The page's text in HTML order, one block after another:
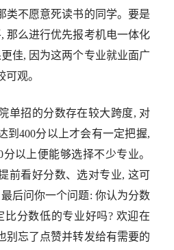
类不愿意死读书的同学。要是
那么进行优先报考机电一体化
佳, 因为这两个专业就业面广
观。
单招的分数存在较大跨度, 对
到400分以上才会有一定把握,
以上便能够选择不少专业。
前看好分数、选对专业, 这可
后问你一个问题: 你认为分数
分数低的专业好吗? 欢迎在
别忘了点赞并转发给有需要的